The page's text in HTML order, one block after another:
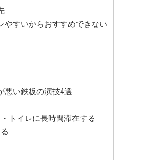
やすいからおすすめできない
悪い鉄板の演技4選
トイレに長時間滞在する